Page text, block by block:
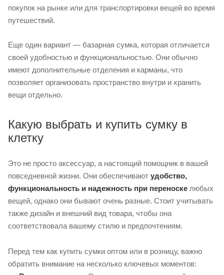
покупок на рынке или для транспортировки вещей во время
путешествий.
Еще один вариант — базарная сумка, которая отличается
своей удобностью и функциональностью. Они обычно
имеют дополнительные отделения и карманы, что
позволяет организовать пространство внутри и хранить
вещи отдельно.
Какую выбрать и купить сумку в
клетку
Это не просто аксессуар, а настоящий помощник в вашей
повседневной жизни. Они обеспечивают удобство,
функциональность и надежность при переноске любых
вещей, однако они бывают очень разные. Стоит учитывать
также дизайн и внешний вид товара, чтобы она
соответствовала вашему стилю и предпочтениям.
Перед тем как купить сумки оптом или в розницу, важно
обратить внимание на несколько ключевых моментов: